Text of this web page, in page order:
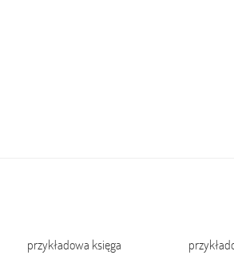
przykładowa księga